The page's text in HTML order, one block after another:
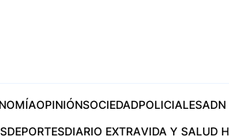
OPINIÓNSOCIEDADPOLICIALESADN
DEPORTESDIARIO EXTRAVIDA Y SALUD